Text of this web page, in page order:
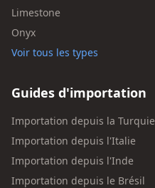
Limestone
Onyx
Voir tous les types
Guides d'importation
Importation depuis la Turquie
Importation depuis l'Italie
Importation depuis l'Inde
Importation depuis le Brésil